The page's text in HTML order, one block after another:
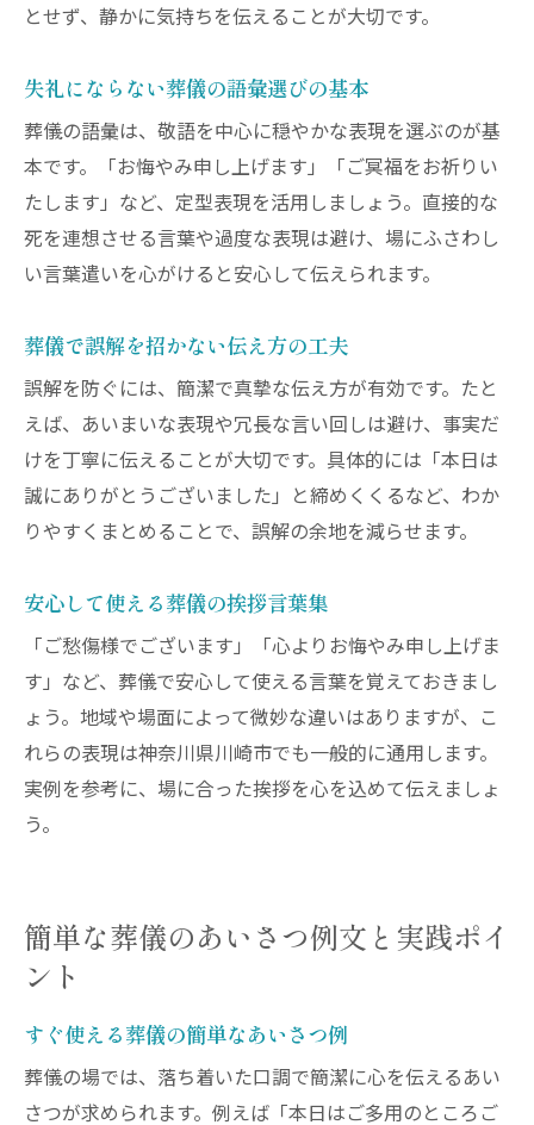
とせず、静かに気持ちを伝えることが大切です。
失礼にならない葬儀の語彙選びの基本
葬儀の語彙は、敬語を中心に穏やかな表現を選ぶのが基
本です。「お悔やみ申し上げます」「ご冥福をお祈りい
たします」など、定型表現を活用しましょう。直接的な
死を連想させる言葉や過度な表現は避け、場にふさわし
い言葉遣いを心がけると安心して伝えられます。
葬儀で誤解を招かない伝え方の工夫
誤解を防ぐには、簡潔で真摯な伝え方が有効です。たと
えば、あいまいな表現や冗長な言い回しは避け、事実だ
けを丁寧に伝えることが大切です。具体的には「本日は
誠にありがとうございました」と締めくくるなど、わか
りやすくまとめることで、誤解の余地を減らせます。
安心して使える葬儀の挨拶言葉集
「ご愁傷様でございます」「心よりお悔やみ申し上げま
す」など、葬儀で安心して使える言葉を覚えておきまし
ょう。地域や場面によって微妙な違いはありますが、こ
れらの表現は神奈川県川崎市でも一般的に通用します。
実例を参考に、場に合った挨拶を心を込めて伝えましょ
う。
簡単な葬儀のあいさつ例文と実践ポイ
ント
すぐ使える葬儀の簡単なあいさつ例
葬儀の場では、落ち着いた口調で簡潔に心を伝えるあい
さつが求められます。例えば「本日はご多用のところご